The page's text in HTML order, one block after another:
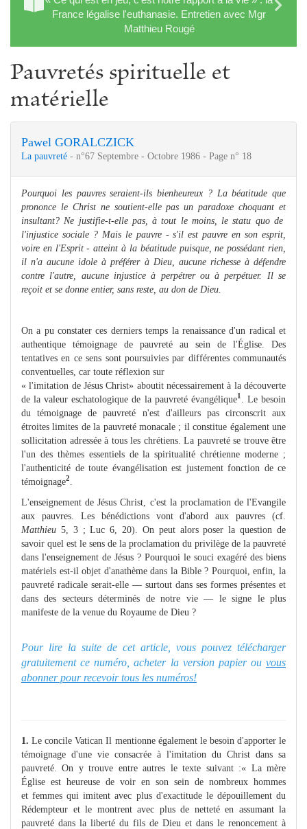
France légalise l'euthanasie. Entretien avec Mgr
Matthieu Rougé
Pauvretés spirituelle et
matérielle
Pawel GORALCZICK
La pauvreté - n°67 Septembre - Octobre 1986 - Page n° 18
Pourquoi les pauvres seraient-ils bienheureux ? La béatitude que
prononce le Christ ne soutient-elle pas un paradoxe choquant et
insultant? Ne justifie-t-elle pas, à tout le moins, le statu quo de
l'injustice sociale ? Mais le pauvre - s'il est pauvre en son esprit,
voire en l'Esprit - atteint à la béatitude puisque, ne possédant rien,
il n'a aucune idole à préférer à Dieu, aucune richesse à défendre
contre l'autre, aucune injustice à perpétrer ou à perpétuer. Il se
reçoit et se donne entier, sans reste, au don de Dieu.
On a pu constater ces derniers temps la renaissance d'un radical et
authentique témoignage de pauvreté au sein de l'Église. Des
tentatives en ce sens sont poursuivies par différentes communautés
conventuelles, car toute réflexion sur
« l'imitation de Jésus Christ» aboutit nécessairement à la découverte
de la valeur eschatologique de la pauvreté évangélique1
. Le besoin
du témoignage de pauvreté n'est d'ailleurs pas circonscrit aux
étroites limites de la pauvreté monacale ; il constitue également une
sollicitation adressée à tous les chrétiens. La pauvreté se trouve être
l'un des thèmes essentiels de la spiritualité chrétienne moderne ;
l'authenticité de toute évangélisation est justement fonction de ce
témoignage2
L'enseignement de Jésus Christ, c'est la proclamation de l'Evangile
aux pauvres. Les bénédictions vont d'abord aux pauvres (cf.
Matthieu 5, 3 ; Luc 6, 20). On peut alors poser la question de
savoir quel est le sens de la proclamation du privilège de la pauvreté
dans l'enseignement de Jésus ? Pourquoi le souci exagéré des biens
matériels est-il objet d'anathème dans la Bible ? Pourquoi, enfin, la
pauvreté radicale serait-elle — surtout dans ses formes présentes et
dans des secteurs déterminés de notre vie — le signe le plus
manifeste de la venue du Royaume de Dieu ?
Pour lire la suite de cet article, vous pouvez télécharger
gratuitement ce numéro, acheter la version papier ou vous
abonner pour recevoir tous les numéros!
1. Le concile Vatican Il mentionne également le besoin d'apporter le
témoignage d'une vie consacrée à l'imitation du Christ dans sa
pauvreté. On y trouve entre autres le texte suivant :« La mère
Église est heureuse de voir en son sein de nombreux hommes
et femmes qui imitent avec plus d'exactitude le dépouillement du
Rédempteur et le montrent avec plus de netteté en assumant la
pauvreté dans la liberté du fils de Dieu et dans le renoncement à